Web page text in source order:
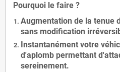
Pourquoi le faire ?
Augmentation de la tenue
sans modification
Instantanément votre
d'aplomb permettant
sereinement.